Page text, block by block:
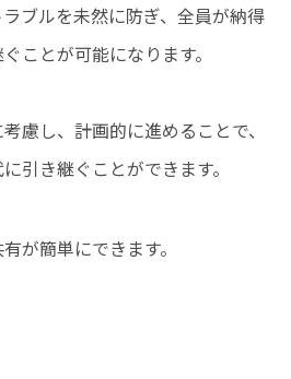
ブルを未然に防ぎ、全員が納得
ことが可能になります。
慮し、計画的に進めることで、
引き継ぐことができます。
が簡単にできます。